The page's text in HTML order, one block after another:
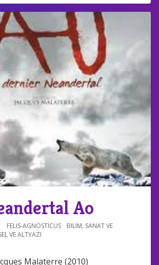
Ao
FELIS-AGNOSTICUS BILIM, SANAT VE
VE ALTYAZI
Malaterre (2010)